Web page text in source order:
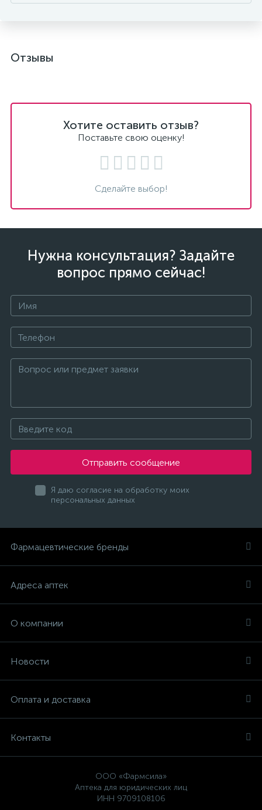
Отзывы
Хотите оставить отзыв?
Поставьте свою оценку!
Сделайте выбор!
Нужна консультация? Задайте
вопрос прямо сейчас!
Отправить сообщение
Я даю согласие на обработку моих
персональных данных
Фармацевтические бренды
Адреса аптек
О компании
Новости
Оплата и доставка
Контакты
ООО «Фармсила»
Аптека для юридических лиц
ИНН 9709108106